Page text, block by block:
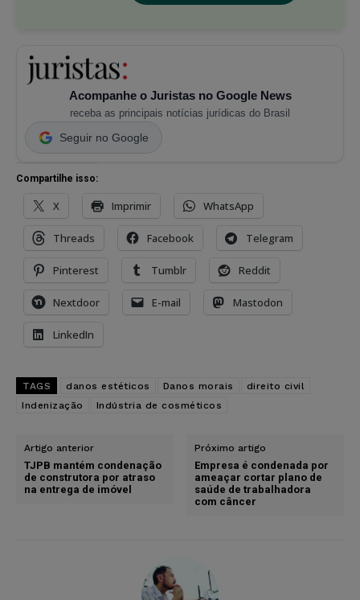
Acompanhe o Juristas no Google News
receba as principais notícias jurídicas do Brasil
Seguir no Google
Compartilhe isso:
X Imprimir WhatsApp
Threads Facebook Telegram
Pinterest Tumblr Reddit
Nextdoor E-mail Mastodon
LinkedIn
TAGS danos estéticos Danos morais
direito civil
Indenização
Indústria de cosméticos
Artigo anterior
TJPB mantém condenação
de construtora por atraso
na entrega de imóvel
Próximo artigo
Empresa é condenada por
ameaçar cortar plano de
saúde de trabalhadora
com câncer